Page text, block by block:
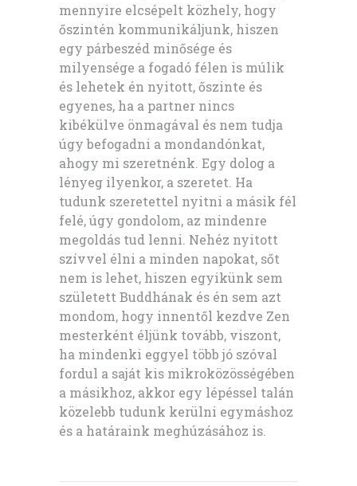
mennyire elcsépelt közhely, hogy
őszintén kommunikáljunk, hiszen
egy párbeszéd minősége és
milyensége a fogadó félen is múlik
és lehetek én nyitott, őszinte és
egyenes, ha a partner nincs
kibékülve önmagával és nem tudja
úgy befogadni a mondandónkat,
ahogy mi szeretnénk. Egy dolog a
lényeg ilyenkor, a szeretet. Ha
tudunk szeretettel nyitni a másik fél
felé, úgy gondolom, az mindenre
megoldás tud lenni. Nehéz nyitott
szívvel élni a minden napokat, sőt
nem is lehet, hiszen egyikünk sem
született Buddhának és én sem azt
mondom, hogy innentől kezdve Zen
mesterként éljünk tovább, viszont,
ha mindenki eggyel több jó szóval
fordul a saját kis mikroközösségében
a másikhoz, akkor egy lépéssel talán
közelebb tudunk kerülni egymáshoz
és a határaink meghúzásához is.